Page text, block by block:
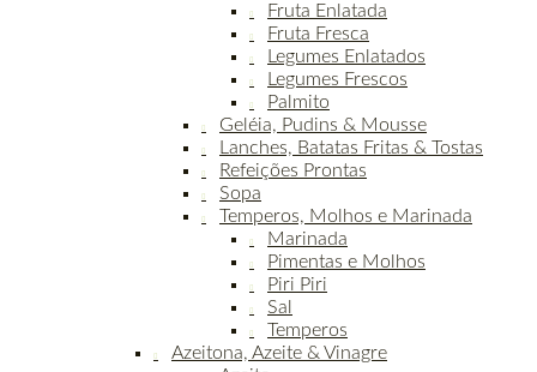
Fruta Enlatada
Fruta Fresca
Legumes Enlatados
Legumes Frescos
Palmito
Geléia, Pudins & Mousse
Lanches, Batatas Fritas & Tostas
Refeições Prontas
Sopa
Temperos, Molhos e Marinada
Marinada
Pimentas e Molhos
Piri Piri
Sal
Temperos
Azeitona, Azeite & Vinagre